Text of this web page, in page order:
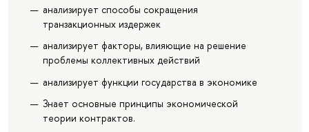
анализирует способы сокращения
транзакционных издержек
анализирует факторы, влияющие на решение
проблемы коллективных действий
анализирует функции государства в экономике
Знает основные принципы экономической
теории контрактов.